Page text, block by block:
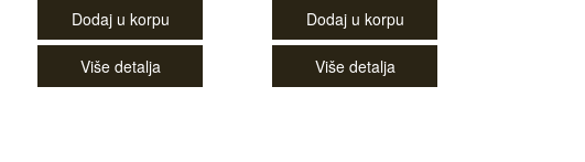
Dodaj u korpu
Više detalja
Dodaj u korpu
Više detalja